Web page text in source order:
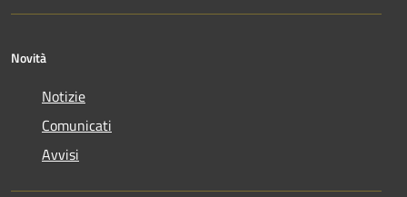
Novità
Notizie
Comunicati
Avvisi